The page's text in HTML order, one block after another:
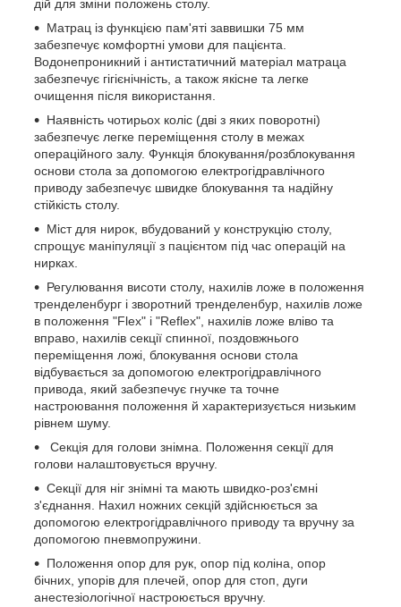
дій для зміни положень столу.
Матрац із функцією пам'яті заввишки 75 мм
забезпечує комфортні умови для пацієнта.
Водонепроникний і антистатичний матеріал матраца
забезпечує гігієнічність, а також якісне та легке
очищення після використання.
Наявність чотирьох коліс (дві з яких поворотні)
забезпечує легке переміщення столу в межах
операційного залу. Функція блокування/розблокування
основи стола за допомогою електрогідравлічного
приводу забезпечує швидке блокування та надійну
стійкість столу.
Міст для нирок, вбудований у конструкцію столу,
спрощує маніпуляції з пацієнтом під час операцій на
нирках.
Регулювання висоти столу, нахилів ложе в положення
тренделенбург і зворотний тренделенбур, нахилів ложе
в положення "Flex" і "Reflex", нахилів ложе вліво та
вправо, нахилів секції спинної, поздовжнього
переміщення ложі, блокування основи стола
відбувається за допомогою електрогідравлічного
привода, який забезпечує гнучке та точне
настроювання положення й характеризується низьким
рівнем шуму.
Секція для голови знімна. Положення секції для
голови налаштовується вручну.
Секції для ніг знімні та мають швидко-роз'ємні
з'єднання. Нахил ножних секцій здійснюється за
допомогою електрогідравлічного приводу та вручну за
допомогою пневмопружини.
Положення опор для рук, опор під коліна, опор
бічних, упорів для плечей, опор для стоп, дуги
анестезіологічної настроюється вручну.